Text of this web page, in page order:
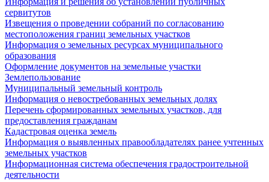
сервитутов
Извещения о проведении собраний по согласованию
местоположения границ земельных участков
Информация о земельных ресурсах муниципального
образования
Оформление документов на земельные участки
Землепользование
Муниципальный земельный контроль
Информация о невостребованных земельных долях
Перечень сформированных земельных участков, для
предоставления гражданам
Кадастровая оценка земель
Информация о выявленных правообладателях ранее учтенных
земельных участков
Информационная система обеспечения градостроительной
деятельности